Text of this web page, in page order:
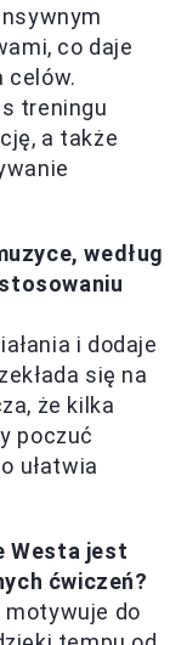
co daje
celów.
treningu
a także
według
i dodaje
się na
że kilka
poczuć
ułatwia
Westa jest
ćwiczeń?
motywuje do